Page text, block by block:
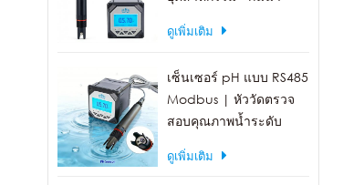
ดูเพิ่มเติม
เซ็นเซอร์ pH แบบ RS485
Modbus | หัววัดตรวจ
สอบคุณภาพน้ำระดับ
ดูเพิ่มเติม